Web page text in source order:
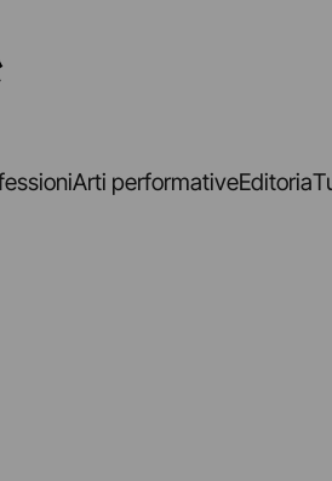
Arti performativeEditoria